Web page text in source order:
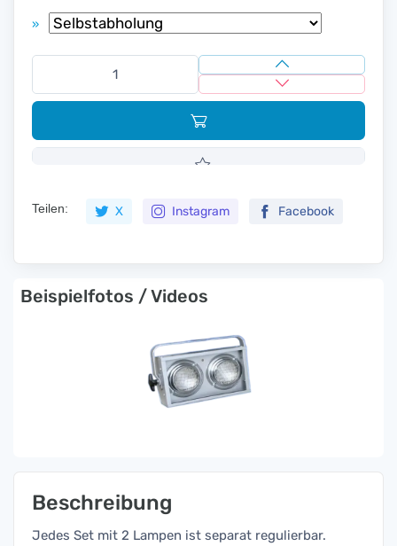
»
Teilen: X Instagram Facebook
Beispielfotos / Videos
Beschreibung
Jedes Set mit 2 Lampen ist separat regulierbar.